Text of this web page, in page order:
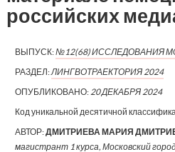
российских
ВЫПУСК:№12(68) ИССЛЕДОВАНИЯ
РАЗДЕЛ:ЛИНГВОТРАЕКТОРИЯ 2024
ОПУБЛИКОВАНО: 20 ДЕКАБРЯ 2024
Код уникальной десятичной
АВТОР:ДМИТРИЕВА МАРИЯ
магистрант 1 курса, Московский